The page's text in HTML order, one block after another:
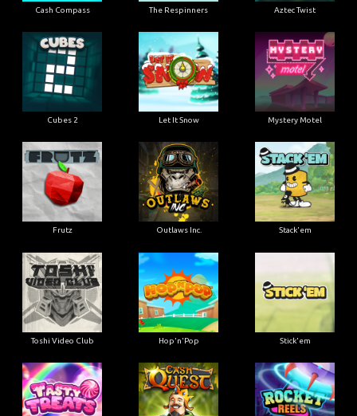
Cash Compass The Respinners Aztec Twist
Cubes 2 Let It Snow Mystery Motel
Frutz Outlaws Inc. Stack'em
Toshi Video Club Hop'n'Pop Stick'em